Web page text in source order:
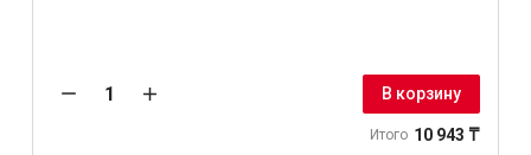
В корзину
Итого 10 943 ₸
Всё для дома и сада